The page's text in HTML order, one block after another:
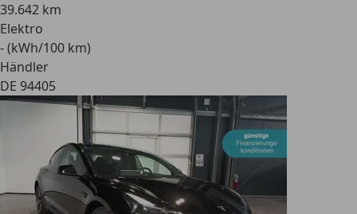
39.642 km
Elektro
- (kWh/100 km)
Händler
DE 94405